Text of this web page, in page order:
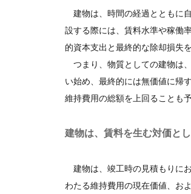
建物は、時間の経過とともに
設する際には、賃料水準や稼働
的資本支出と最終的な除却損失
つまり、物質としての建物は
い始め、最終的には無価値に帰
維持費用の総額を上回ることも
建物は、賃料を生む対価と
建物は、竣工時の見積もりに
わたる維持費用の現在価値、お